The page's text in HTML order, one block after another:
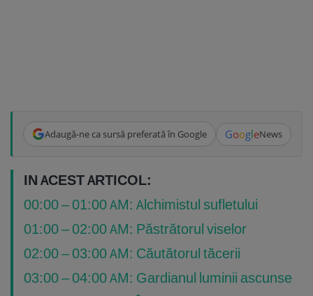
Adaugă-ne ca sursă preferată în Google GoogleNews
IN ACEST ARTICOL:
00:00 – 01:00 AM: Alchimistul sufletului
01:00 – 02:00 AM: Păstrătorul viselor
02:00 – 03:00 AM: Căutătorul tăcerii
03:00 – 04:00 AM: Gardianul luminii ascunse